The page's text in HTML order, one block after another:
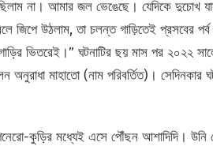
না। আমার জল ভেঙেছে। যেদিকে দুচোখ
বলে জিপে উঠলাম, তা চলন্ত গাড়িতেই
ভিতরেই।” ঘটনাটির ছয় মাস পর ২০২২
মাহাতো (নাম পরিবর্তিত)। সেদিনকার
কুড়ির মধ্যেই এসে পৌঁছন আশাদিদি। উনি